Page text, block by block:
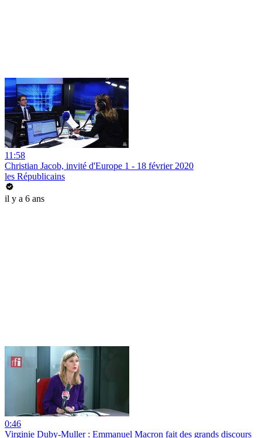
11:58
Christian Jacob, invité d'Europe 1 - 18 février 2020
les Républicains
il y a 6 ans
0:46
Virginie Duby-Muller : Emmanuel Macron fait des grands discours